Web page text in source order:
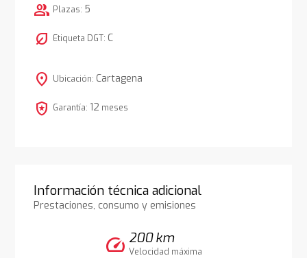
group Plazas: 5
nest_eco_leaf Etiqueta DGT: C
location_on Ubicación: Cartagena
local_police Garantía: 12 meses
Información técnica adicional
Prestaciones, consumo y emisiones
speed 200 km
Velocidad máxima